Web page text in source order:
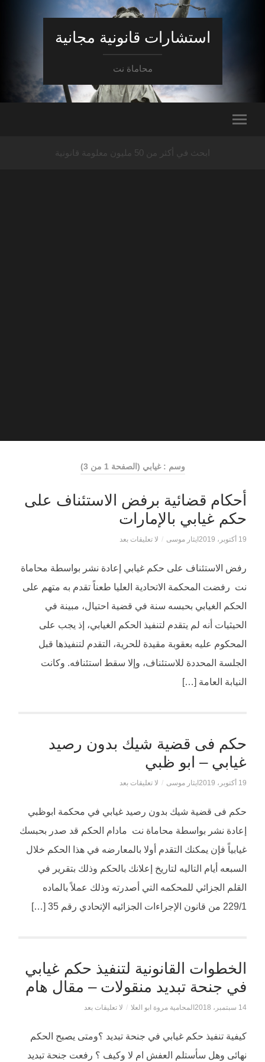
استشارات قانونية مجانية
محاماة نت
ابحث في أكثر من 50 مليون معلومة قانونية
وسم : غيابي (الصفحة 1 من 3)
أحكام قضائية برفض الاستئناف على
حكم غيابي بالإمارات
19 أكتوبر، 2019 ايثار موسى / لا تعليقات بعد
رفض الاستئناف على حكم غيابي إعادة نشر بواسطة محاماة
نت رفضت المحكمة الاتحادية العليا طعناً تقدم به متهم على
الحكم الغيابي بحبسه سنة في قضية احتيال، مبينة في
الحيثيات أنه لم يتقدم لتنفيذ الحكم الغيابي، إذ يجب على
المحكوم عليه بعقوبة مقيدة للحرية، التقدم لتنفيذها قبل
الجلسة المحددة للاستئناف، وإلا سقط استئنافه. وكانت
النيابة العامة […]
حكم فى قضية شيك بدون رصيد
غيابي – ابو ظبي
19 أكتوبر، 2019 ايثار موسى / لا تعليقات بعد
حكم فى قضية شيك بدون رصيد غيابي في محكمة ابوظبي
إعادة نشر بواسطة محاماة نت مادام الحكم قد صدر بحبسك
غيابياً فإن يمكنك التقدم أولا بالمعارضه في هذا الحكم خلال
السبعه أيام التاليه لتاريخ إعلانك بالحكم وذلك بتقرير في
القلم الجزائي للمحكمه التي أصدرته وذلك عملاً بالماده
229/1 من قانون الإجراءات الجزائيه الإتحادي رقم 35 […]
الخطوات القانونية لتنفيذ حكم غيابي
في جنحة تبديد منقولات – مقال هام
14 سبتمبر، 2018 المحامية مروة ابو العلا / لا تعليقات بعد
كيفية تنفيذ حكم غيابي في جنحة تبديد ؟ومتى يصبح الحكم
نهائى وهل سأستلم العفش ام لا وكيف ؟ رفعت جنحة تبديد